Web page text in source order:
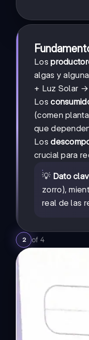
Los
algas y
+ Luz Solar →
Los
(comen
que
Los
crucial para
💡 Dato
zorro),
real de las
2 of 4